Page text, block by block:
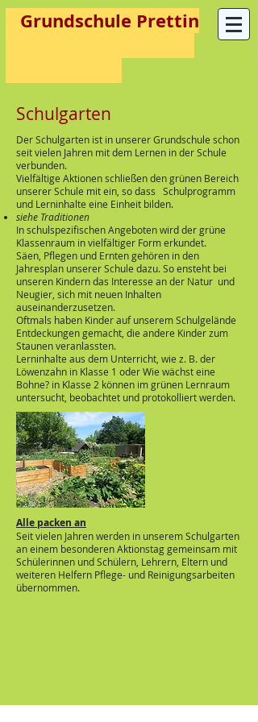
Grundschule Prettin
Schulgarten
Der Schulgarten ist in unserer Grundschule schon
seit vielen Jahren mit dem Lernen in der Schule
verbunden.
Vielfältige Aktionen schließen den grünen Bereich
unserer Schule mit ein, so dass Schulprogramm
und Lerninhalte eine Einheit bilden.
siehe Traditionen
In schulspezifischen Angeboten wird der grüne
Klassenraum in vielfältiger Form erkundet.
Säen, Pflegen und Ernten gehören in den
Jahresplan unserer Schule dazu. So ensteht bei
unseren Kindern das Interesse an der Natur und
Neugier, sich mit neuen Inhalten
auseinanderzusetzen.
Oftmals haben Kinder auf unserem Schulgelände
Entdeckungen gemacht, die andere Kinder zum
Staunen veranlassten.
Lerninhalte aus dem Unterricht, wie z. B. der
Löwenzahn in Klasse 1 oder Wie wächst eine
Bohne? in Klasse 2 können im grünen Lernraum
untersucht, beobachtet und protokolliert werden.
Alle packen an
Seit vielen Jahren werden in unserem Schulgarten
an einem besonderen Aktionstag gemeinsam mit
Schülerinnen und Schülern, Lehrern, Eltern und
weiteren Helfern Pflege- und Reinigungsarbeiten
übernommen.